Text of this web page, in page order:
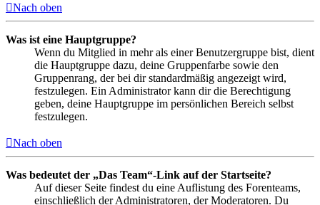
Nach oben
Was ist eine Hauptgruppe?
Wenn du Mitglied in mehr als einer Benutzergruppe bist, dient
die Hauptgruppe dazu, deine Gruppenfarbe sowie den
Gruppenrang, der bei dir standardmäßig angezeigt wird,
festzulegen. Ein Administrator kann dir die Berechtigung
geben, deine Hauptgruppe im persönlichen Bereich selbst
festzulegen.
Nach oben
Was bedeutet der „Das Team“-Link auf der Startseite?
Auf dieser Seite findest du eine Auflistung des Forenteams,
einschließlich der Administratoren, der Moderatoren. Du